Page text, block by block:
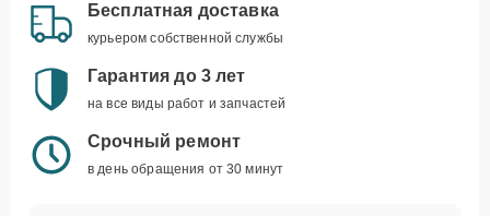
Бесплатная доставка
курьером собственной службы
Гарантия до 3 лет
на все виды работ и запчастей
Срочный ремонт
в день обращения от 30 минут